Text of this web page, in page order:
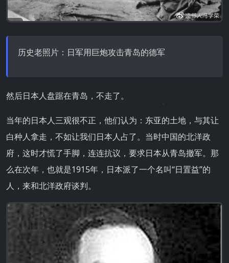
历史老照片：日军用巨炮攻击青岛的德军
然后日本人盘踞在青岛，不走了。
当年的日本人三观很不正，他们认为：东亚的土地，与其让
白种人拿走，不如让我们日本人占了。当时中国的北洋政
府，这时才慌了手脚，连连抗议，要求日本从青岛撤军。那
么在次年，也就是1915年，日本派了一个名叫“日置益”的
人，来和北洋政府谈判。